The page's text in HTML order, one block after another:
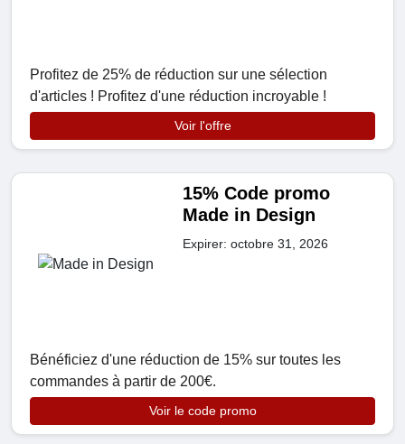
Profitez de 25% de réduction sur une sélection
d'articles ! Profitez d'une réduction incroyable !
Voir l'offre
15% Code promo
Made in Design
Expirer: octobre 31, 2026
Bénéficiez d'une réduction de 15% sur toutes les
commandes à partir de 200€.
Voir le code promo